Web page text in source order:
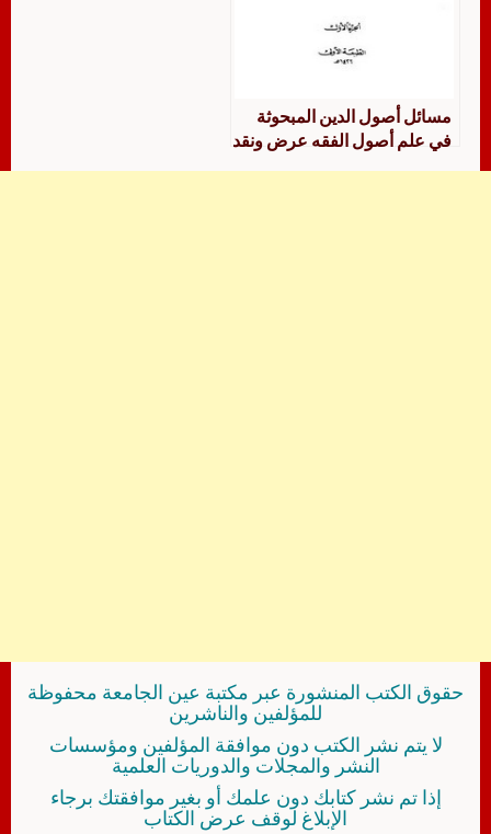
مسائل أصول الدين المبحوثة
في علم أصول الفقه عرض ونقد
حقوق الكتب المنشورة عبر مكتبة عين الجامعة محفوظة
للمؤلفين والناشرين
لا يتم نشر الكتب دون موافقة المؤلفين ومؤسسات
النشر والمجلات والدوريات العلمية
إذا تم نشر كتابك دون علمك أو بغير موافقتك برجاء
الإبلاغ لوقف عرض الكتاب